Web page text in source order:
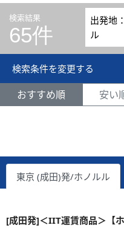
検索結果
65件
出発地
ル
検索条件を変更する
おすすめ順 安い
東京 (成田)発/ホノルル
[成田発]＜IIT運賃商品＞【